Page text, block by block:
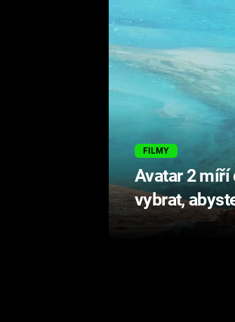
FILMY
Avatar 2 míří
vybrat,